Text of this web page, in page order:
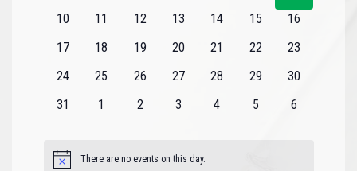
εκδηλώσειςεκδηλώσειςεκδηλώσεις
0
10
0
11
0
12
0
13
0
14
0
15
0
16
0
17
0
18
0
19
0
20
0
21
0
22
0
23
0
24
0
25
0
26
0
27
0
28
0
29
0
30
0
31
0
1
0
2
0
3
0
4
0
5
0
6
Notice There are no events on this day.